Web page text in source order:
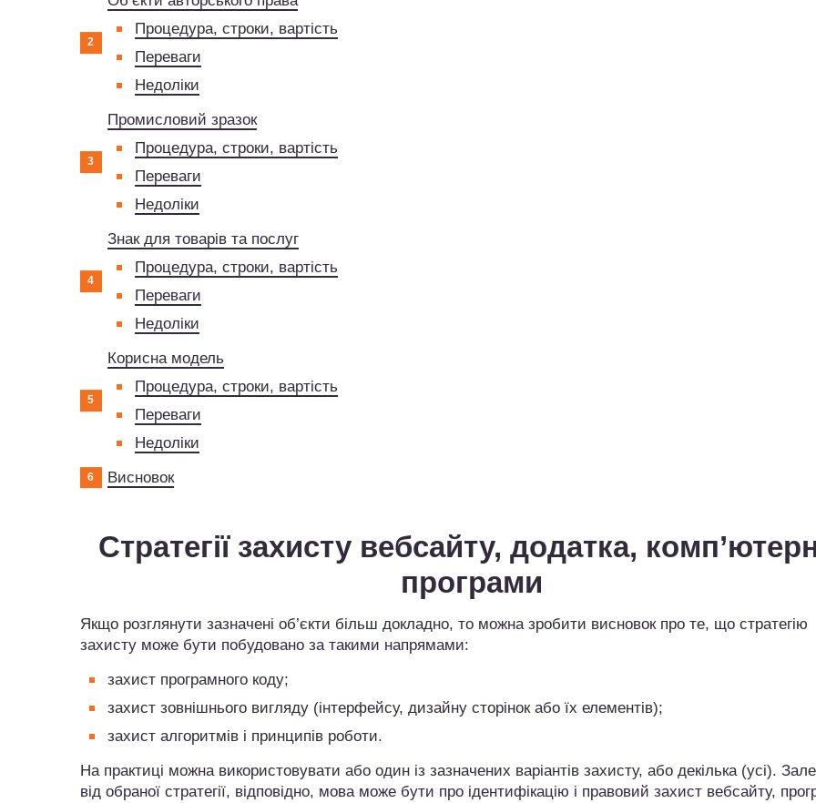
Процедура, строки, вартість
Переваги
Недоліки
Промисловий зразок
Процедура, строки, вартість
Переваги
Недоліки
Знак для товарів та послуг
Процедура, строки, вартість
Переваги
Недоліки
Корисна модель
Процедура, строки, вартість
Переваги
Недоліки
Висновок
Стратегії захисту вебсайту, додатка,
програми
Якщо розглянути зазначені об’єкти більш докладно, то можна зробити висновок про те, що стратегію
захисту може бути побудовано за такими напрямами:
захист програмного коду;
захист зовнішнього вигляду (інтерфейсу, дизайну сторінок або їх елементів);
захист алгоритмів і принципів роботи.
На практиці можна використовувати або один із зазначених варіантів захисту, або декілька (усі).
від обраної стратегії, відповідно, мова може бути про ідентифікацію і правовий захист вебсайту,